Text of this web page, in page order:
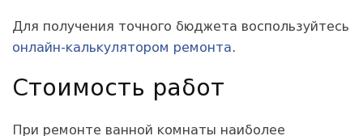
Для получения точного бюджета воспользуйтесь
онлайн-калькулятором ремонта.
Стоимость работ
При ремонте ванной комнаты наиболее